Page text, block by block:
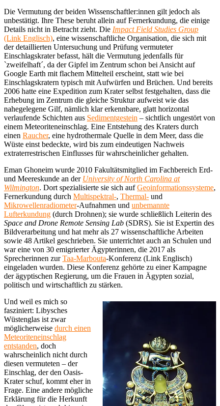
Die Vermutung der beiden Wissenschaftler:innen gilt jedoch als
unbestätigt. Ihre These beruht allein auf Fernerkundung, die einige
Details nicht in Betracht zieht. Die Impact Field Studies Group
(Link Englisch), eine wissenschaftliche Organisation, die sich mit
der detaillierten Untersuchung und Prüfung vermuteter
Einschlagskrater befasst, hält die Vermutung jedenfalls für
`zweifelhaft´, da der Gipfel im Zentrum schon bei Ansicht auf
Google Earth mit flachem Mittelteil erscheint, statt wie bei
Einschlagskratern typisch mit Aufwürfen und Brüchen. Und bereits
2006 hatte eine Expedition zum Krater selbst festgehalten, dass die
Erhebung im Zentrum die gleiche Struktur aufweist wie das
nahegelegene Gilf, nämlich klar erkennbare, glatt horizontal
verlaufende Schichten aus Sedimentgestein – sichtlich ungestört von
einem Meteoriteneinschlag. Eine Entstehung des Kraters durch
einen Raucher, eine hydrothermale Quelle in dem Meer, dass die
Wüste einst bedeckte, wird bis zum eindeutigen Nachweis
extraterrestrischen Einflusses für wahrscheinlicher gehalten.
Eman Ghoneim wurde 2010 Fakultätsmitglied im Fachbereich Erd-
und Meereskunde an der University of North Carolina at
Wilmington. Dort spezialisierte sie sich aufGeoinformationssysteme,
Fernerkundung durch Multispektral-, Thermal- und
Mikrowellenradiometer-Aufnahmen und unbemannte
Lufterkundung (durch Drohnen); sie wurde schließlich Leiterin des
Space and Drone Remote Sensing Lab (SDRS). Sie ist Expertin des
Bildverarbeitung und hat mehr als 27 wissenschaftliche Arbeiten
sowie 48 Artikel geschrieben. Sie unterrichtet auch an Schulen und
war eine von 30 emigrierter Ägypterinnen, die 2017 als
Sprecherinnen zurTaa-Marbouta-Konferenz (Link Englisch)
eingeladen wurden. Diese Konferenz gehörte zu einer Kampagne
der ägyptischen Regierung, um die Frauen in Ägypten sozial,
politisch und wirtschaftlich zu stärken.
Und weil es mich so
fasziniert: Libysches
Wüstenglas ist zwar
möglicherweise durch einen
Meteoriteneinschlag
entstanden, doch
wahrscheinlich nicht durch
diesen vermuteten – der
Einschlag, der den Oasis-
Krater schuf, kommt eher in
Frage. Eine andere mögliche
Erklärung für die Herkunft